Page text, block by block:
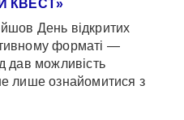
КВЕСТ»
День відкритих
форматі —
дав можливість
лише ознайомитися з